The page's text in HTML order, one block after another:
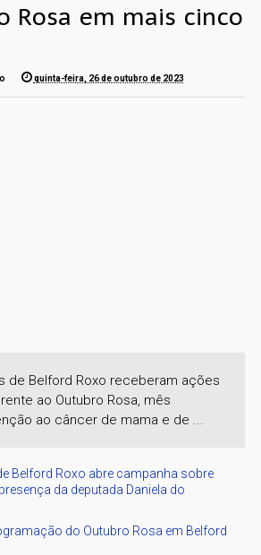
Rosa em mais cinco
quinta-feira, 26 de outubro de 2023
de Belford Roxo receberam ações
ao Outubro Rosa, mês
ao câncer de mama e de ...
Belford Roxo abre campanha sobre
da deputada Daniela do
do Outubro Rosa em Belford